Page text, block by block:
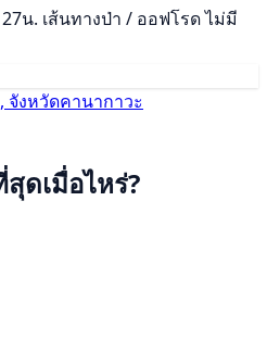
น. เส้นทางป่า / ออฟโรดไม่มี
จังหวัดคานากาวะ
ดเมื่อไหร่?